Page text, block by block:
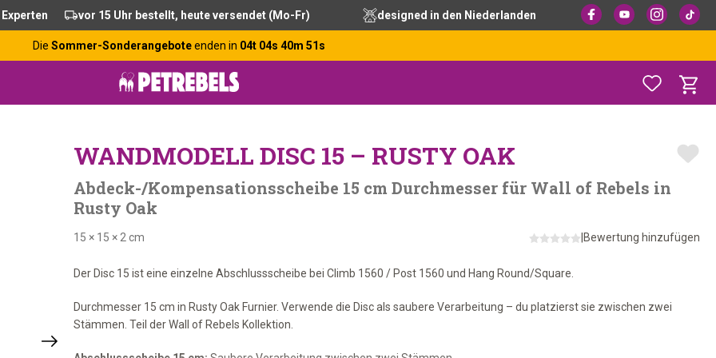
vor 15 Uhr bestellt, heute versendet (Mo-Fr) designed in den Niederlanden
Die Sommer-Sonderangeboteenden in 04t 04s 40m 50s
WANDMODELL DISC 15 – RUSTY OAK
Abdeck-/Kompensationsscheibe 15 cm Durchmesser für Wall of Rebels in
Rusty Oak
15 × 15 × 2 cm Bewertung hinzufügen
Der Disc 15 ist eine einzelne Abschlussscheibe bei Climb 1560 / Post 1560 und Hang Round/Square.
Durchmesser 15 cm in Rusty Oak Furnier. Verwende die Disc als saubere Verarbeitung – du platzierst sie zwischen zwei
Stämmen. Teil der Wall of Rebels Kollektion.